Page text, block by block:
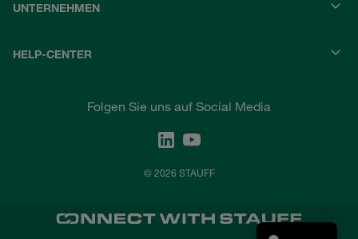
UNTERNEHMEN
HELP-CENTER
Folgen Sie uns auf Social Media
© 2026 STAUFF